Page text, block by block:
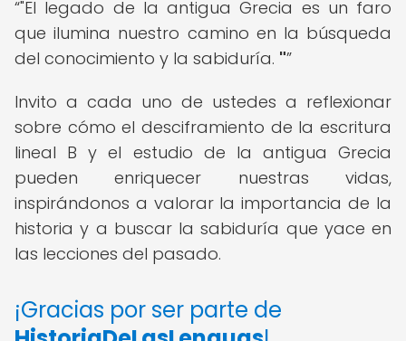
"El legado de la antigua Grecia es un faro
que ilumina nuestro camino en la búsqueda
del conocimiento y la sabiduría. "
Invito a cada uno de ustedes a reflexionar
sobre cómo el desciframiento de la escritura
lineal B y el estudio de la antigua Grecia
pueden enriquecer nuestras vidas,
inspirándonos a valorar la importancia de la
historia y a buscar la sabiduría que yace en
las lecciones del pasado.
¡Gracias por ser parte de